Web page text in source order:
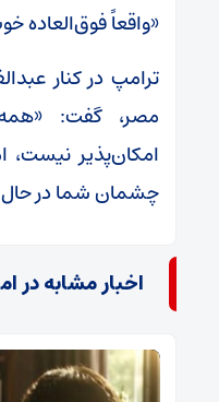
«واقعاً فوق‌العاده
ترامپ در کنار
مصر، گفت:
امکان‌پذیر نیست،
چشمان شما در
اخبار مشابه در